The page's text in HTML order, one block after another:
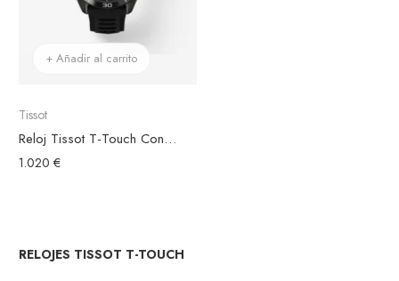
+ Añadir al carrito
Tissot
Reloj Tissot T-Touch Connect Sport Brazalete SiliconaNegro
1.020 €
RELOJES TISSOT T-TOUCH